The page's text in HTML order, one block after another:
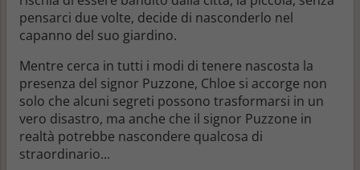
pensarci due volte, decide di nasconderlo nel
capanno del suo giardino.
Mentre cerca in tutti i modi di tenere nascosta la
presenza del signor Puzzone, Chloe si accorge non
solo che alcuni segreti possono trasformarsi in un
vero disastro, ma anche che il signor Puzzone in
realtà potrebbe nascondere qualcosa di
straordinario...